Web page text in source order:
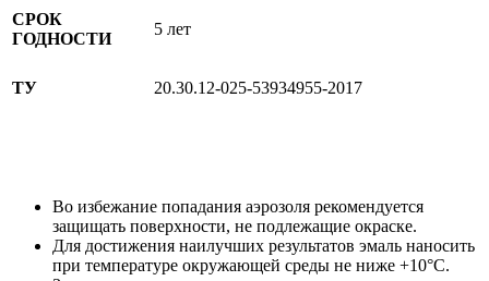
СРОК
ГОДНОСТИ
5 лет
ТУ 20.30.12-025-53934955-2017
Во избежание попадания аэрозоля рекомендуется
защищать поверхности, не подлежащие окраске.
Для достижения наилучших результатов эмаль наносить
при температуре окружающей среды не ниже +10°C.